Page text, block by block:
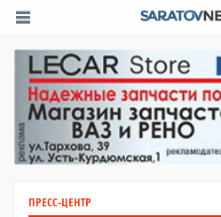
ПРЕСС-ЦЕНТР